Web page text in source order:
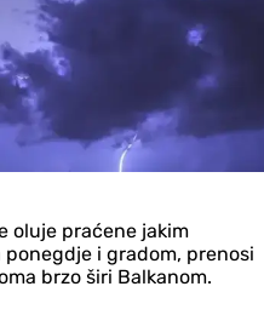
oluje praćene jakim
i gradom, prenosi
brzo širi Balkanom.